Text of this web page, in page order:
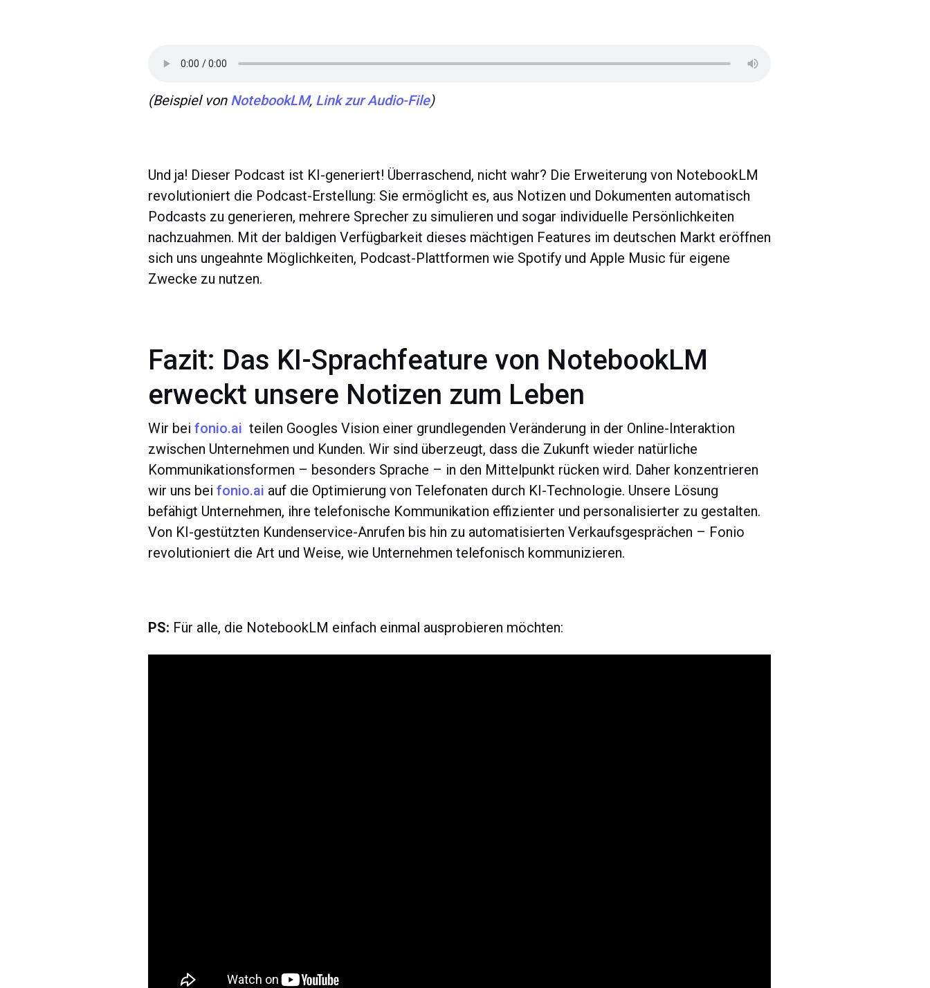
(Beispiel von NotebookLM, Link zur Audio-File)
Und ja! Dieser Podcast ist KI-generiert! Überraschend, nicht wahr? Die Erweiterung von NotebookLM
revolutioniert die Podcast-Erstellung: Sie ermöglicht es, aus Notizen und Dokumenten automatisch
Podcasts zu generieren, mehrere Sprecher zu simulieren und sogar individuelle Persönlichkeiten
nachzuahmen. Mit der baldigen Verfügbarkeit dieses mächtigen Features im deutschen Markt eröffnen
sich uns ungeahnte Möglichkeiten, Podcast-Plattformen wie Spotify und Apple Music für eigene
Zwecke zu nutzen.
Fazit: Das KI-Sprachfeature von NotebookLM
erweckt unsere Notizen zum Leben
Wir bei fonio.ai teilen Googles Vision einer grundlegenden Veränderung in der Online-Interaktion
zwischen Unternehmen und Kunden. Wir sind überzeugt, dass die Zukunft wieder natürliche
Kommunikationsformen – besonders Sprache – in den Mittelpunkt rücken wird. Daher konzentrieren
wir uns bei fonio.ai auf die Optimierung von Telefonaten durch KI-Technologie. Unsere Lösung
befähigt Unternehmen, ihre telefonische Kommunikation effizienter und personalisierter zu gestalten.
Von KI-gestützten Kundenservice-Anrufen bis hin zu automatisierten Verkaufsgesprächen – Fonio
revolutioniert die Art und Weise, wie Unternehmen telefonisch kommunizieren.
PS: Für alle, die NotebookLM einfach einmal ausprobieren möchten: